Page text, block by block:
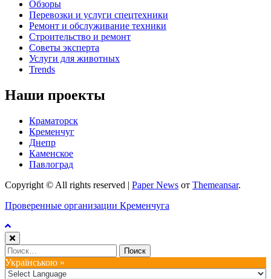
Обзоры
Перевозки и услуги спецтехники
Ремонт и обслуживание техники
Строительство и ремонт
Советы эксперта
Услуги для животных
Trends
Наши проекты
Краматорск
Кременчуг
Днепр
Каменское
Павлоград
Copyright © All rights reserved | Paper News от Themeansar.
Проверенные организации Кременчуга
Найти:
Українською »